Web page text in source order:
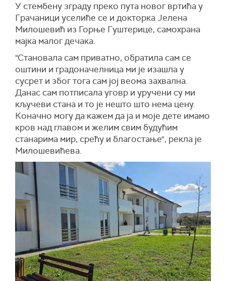
У стембену зграду преко пута новог вртића у
Грачаници уселиће се и докторка Јелена
Милошевић из Горње Гуштерице, самохрана
мајка малог дечака.
"Становала сам приватно, обратила сам се
оштини и градоначелница ми је изашла у
сусрет и због тога сам јој веома захвална.
Данас сам потписала уговр и уручени су ми
кључеви стана и то је нешто што нема цену.
Коначно могу да кажем да ја и моје дете имамо
кров над главом и желим свим будућим
станарима мир, срећу и благостање", рекла је
Милошевићева.